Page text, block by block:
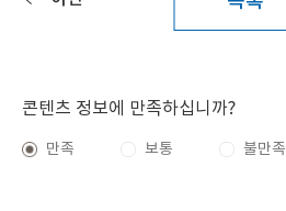
콘텐츠 정보에 만족하십니까?
만족 보통 불만족